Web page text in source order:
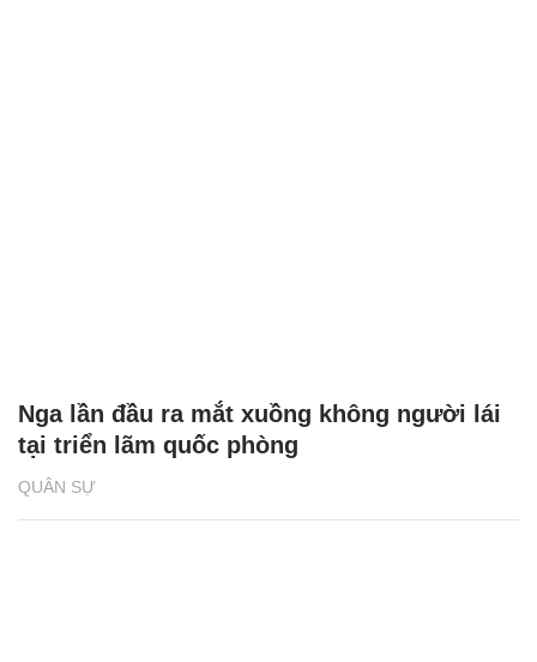
QUÂN SỰ
Nga lần đầu ra mắt xuồng không người lái
tại triển lãm quốc phòng